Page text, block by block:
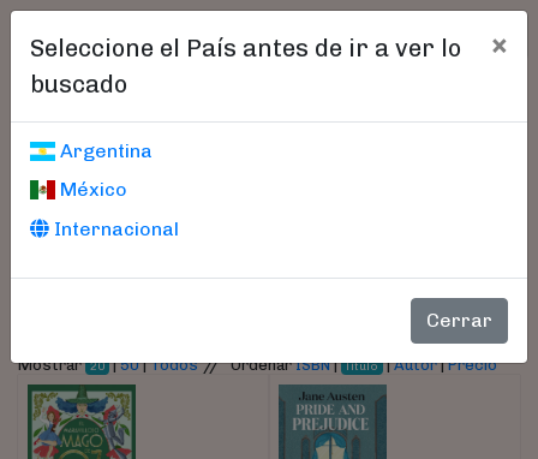
Seleccione el País antes de ir a ver lo
buscado
×
Argentina
México
Internacional
Cerrar
Libros encontrados
Parámetros
(current)
Mostrar 20 |50|Todos//OrdenarISBN| Título |Autor|Precio